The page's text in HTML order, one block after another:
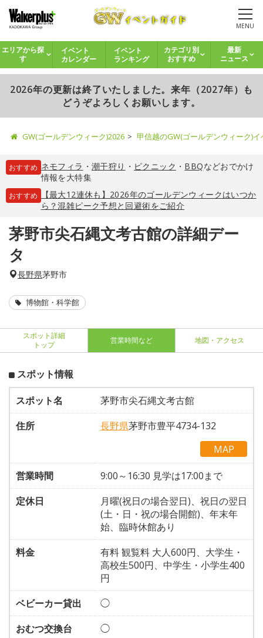
MENU
エリアから探
す
イベント
カレンダー
イベント
ランキング
カテゴリ別
おすすめ
最新
ニュース
2026年の更新は終了いたしました。来年（2027年）も
どうぞよろしくお願いします。
GW(ゴールデンウィーク)2026 甲信越のGW(ゴールデンウィーク)
おすすめ ネモフィラ ・ 潮干狩り ・ ピクニック ・ BBQなどおでかけ
情報を大特集
おすすめ
【最大12連休も】2026年のゴールデンウィークはいつか
ら？混雑ピーク予想と回避術をご紹介
茅野市尖石縄文考古館の詳細デー
タ
長野県茅野市
博物館・科学館
スポット詳細
トップ
営業時間など 地図・アクセス
スポット情報
スポット名
茅野市尖石縄文考古館
住所
長野県茅野市豊平4734-132
MAP
営業時間
9:00～16:30 見学は17:00まで
定休日
月曜(祝日の場合翌日)、祝日の翌日
(土・日・祝の場合開館)、年末年
始、臨時休館あり
料金
有料 観覧料 大人600円、大学生・
高校生500円、中学生・小学生400
円
ベビーカー貸出
◯
おむつ交換台
◯